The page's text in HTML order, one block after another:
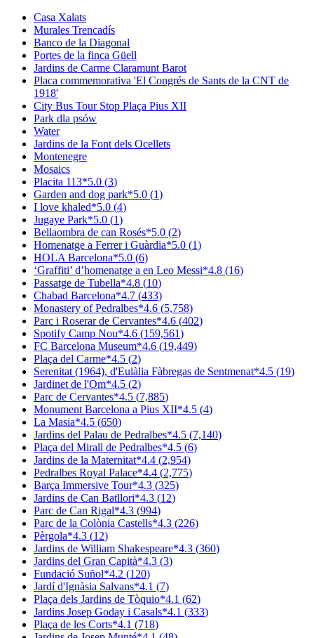
Casa Xalats
Murales Trencadís
Banco de la Diagonal
Portes de la finca Güell
Jardins de Carme Claramunt Barot
Placa commemorativa 'El Congrés de Sants de la CNT de
1918'
City Bus Tour Stop Plaça Pius XII
Park dla psów
Water
Jardins de la Font dels Ocellets
Montenegre
Mosaics
Placita 113*5.0 (3)
Garden and dog park*5.0 (1)
I love khaled*5.0 (4)
Jugaye Park*5.0 (1)
Bellaombra de can Rosés*5.0 (2)
Homenatge a Ferrer i Guàrdia*5.0 (1)
HOLA Barcelona*5.0 (6)
‘Graffiti’ d’homenatge a en Leo Messi*4.8 (16)
Passatge de Tubella*4.8 (10)
Chabad Barcelona*4.7 (433)
Monastery of Pedralbes*4.6 (5,758)
Parc i Roserar de Cervantes*4.6 (402)
Spotify Camp Nou*4.6 (159,561)
FC Barcelona Museum*4.6 (19,449)
Plaça del Carme*4.5 (2)
Serenitat (1964), d'Eulàlia Fàbregas de Sentmenat*4.5 (19)
Jardinet de l'Om*4.5 (2)
Parc de Cervantes*4.5 (7,885)
Monument Barcelona a Pius XII*4.5 (4)
La Masia*4.5 (650)
Jardins del Palau de Pedralbes*4.5 (7,140)
Plaça del Mirall de Pedralbes*4.5 (6)
Jardins de la Maternitat*4.4 (2,954)
Pedralbes Royal Palace*4.4 (2,775)
Barça Immersive Tour*4.3 (325)
Jardins de Can Batllori*4.3 (12)
Parc de Can Rigal*4.3 (994)
Parc de la Colònia Castells*4.3 (226)
Pèrgola*4.3 (12)
Jardins de William Shakespeare*4.3 (360)
Jardins del Gran Capità*4.3 (3)
Fundació Suñol*4.2 (120)
Jardí d'Ignàsia Salvans*4.1 (7)
Plaça dels Jardins de Tòquio*4.1 (62)
Jardins Josep Goday i Casals*4.1 (333)
Plaça de les Corts*4.1 (718)